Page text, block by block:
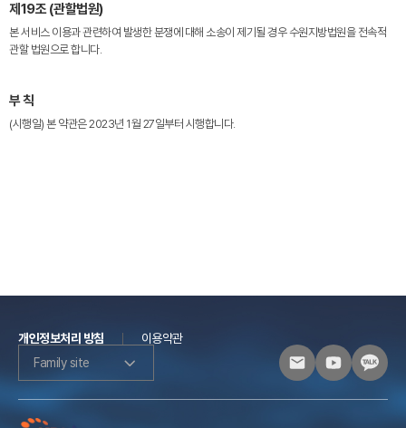
제19조 (관할법원)
본 서비스 이용과 관련하여 발생한 분쟁에 대해 소송이 제기될 경우 수원지방법원을 전속적
관할 법원으로 합니다.
부 칙
(시행일) 본 약관은 2023년 1월 27일부터 시행합니다.
개인정보처리 방침
이용약관
Family site